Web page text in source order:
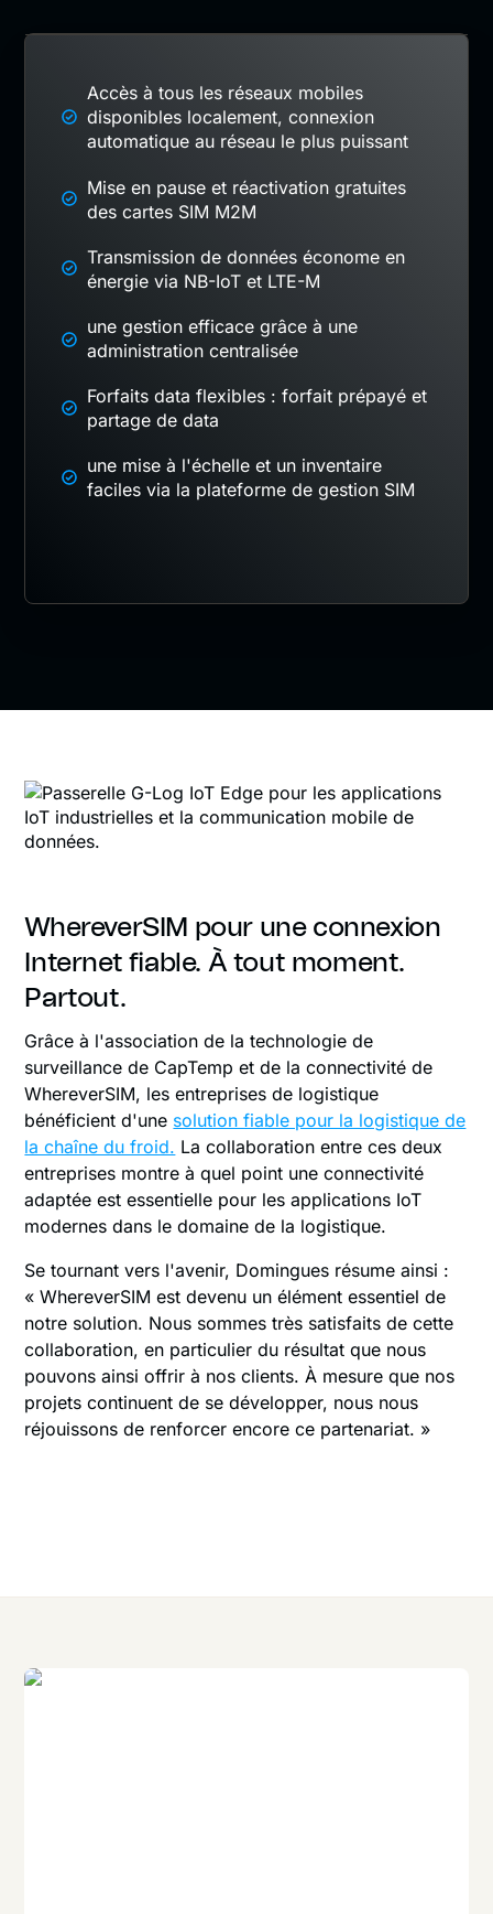
Accès à tous les réseaux mobiles
disponibles localement, connexion
automatique au réseau le plus puissant
Mise en pause et réactivation gratuites
des cartes SIM M2M
Transmission de données économe en
énergie via NB-IoT et LTE-M
une gestion efficace grâce à une
administration centralisée
Forfaits data flexibles : forfait prépayé et
partage de data
une mise à l'échelle et un inventaire
faciles via la plateforme de gestion SIM
WhereverSIM pour une connexion
Internet fiable. À tout moment.
Partout.
Grâce à l'association de la technologie de
surveillance de CapTemp et de la connectivité de
WhereverSIM, les entreprises de logistique
bénéficient d'une solution fiable pour la logistique de
la chaîne du froid. La collaboration entre ces deux
entreprises montre à quel point une connectivité
adaptée est essentielle pour les applications IoT
modernes dans le domaine de la logistique.
Se tournant vers l'avenir, Domingues résume ainsi :
« WhereverSIM est devenu un élément essentiel de
notre solution. Nous sommes très satisfaits de cette
collaboration, en particulier du résultat que nous
pouvons ainsi offrir à nos clients. À mesure que nos
projets continuent de se développer, nous nous
réjouissons de renforcer encore ce partenariat. »